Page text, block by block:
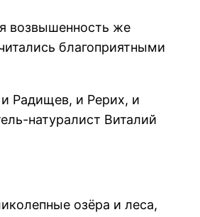
возвышенность же
благоприятными
Радищев, и Рерих, и
натуралист Виталий
озёра и леса,